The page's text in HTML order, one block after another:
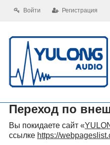
Войти Регистрация
Переход по
Вы покидаете сайт «
ссылке https://